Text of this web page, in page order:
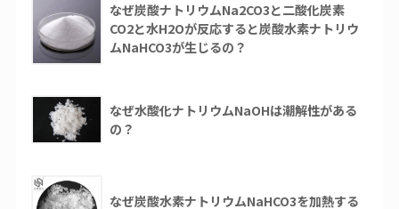
なぜ炭酸ナトリウムNa2CO3と二酸化炭素
CO2と水H2Oが反応すると炭酸水素ナトリウ
ムNaHCO3が生じるの？
なぜ水酸化ナトリウムNaOHは潮解性がある
の？
なぜ炭酸水素ナトリウムNaHCO3を加熱する